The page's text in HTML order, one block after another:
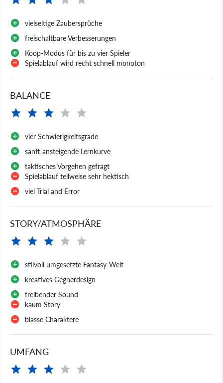
vielseitige Zaubersprüche
freischaltbare Verbesserungen
Koop-Modus für bis zu vier Spieler
Spielablauf wird recht schnell monoton
BALANCE
vier Schwierigkeitsgrade
sanft ansteigende Lernkurve
taktisches Vorgehen gefragt
Spielablauf teilweise sehr hektisch
viel Trial and Error
STORY/ATMOSPHÄRE
stilvoll umgesetzte Fantasy-Welt
kreatives Gegnerdesign
treibender Sound
kaum Story
blasse Charaktere
UMFANG